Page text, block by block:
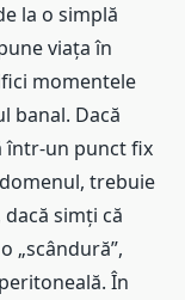
la o simplă
viața în
momentele
banal. Dacă
într-un punct fix
trebuie
simți că
„scândură”,
În